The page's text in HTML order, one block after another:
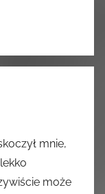
mnie,
może